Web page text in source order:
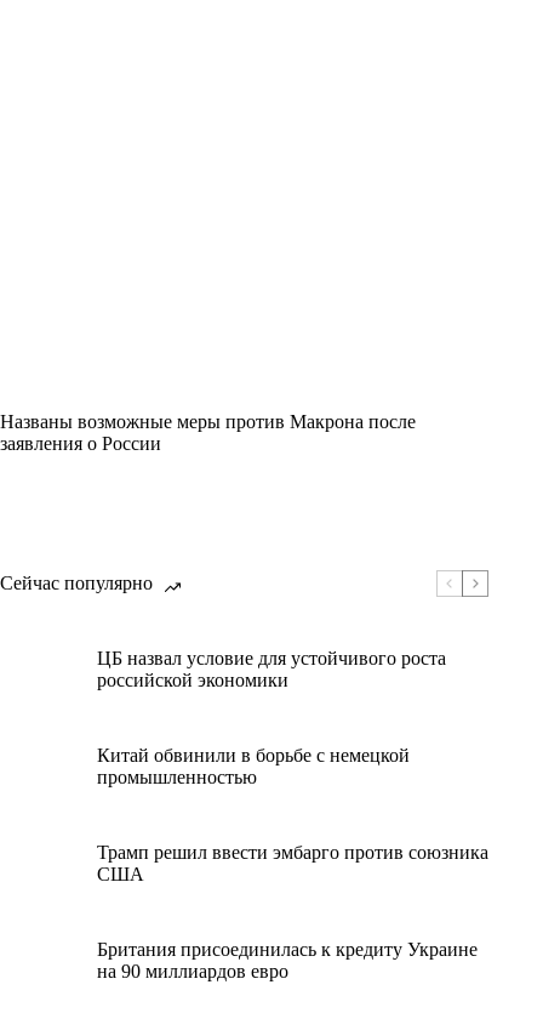
Названы возможные меры против Макрона после
заявления о России
Сейчас популярно
ЦБ назвал условие для устойчивого роста
российской экономики
Китай обвинили в борьбе с немецкой
промышленностью
Трамп решил ввести эмбарго против союзника
США
Британия присоединилась к кредиту Украине
на 90 миллиардов евро